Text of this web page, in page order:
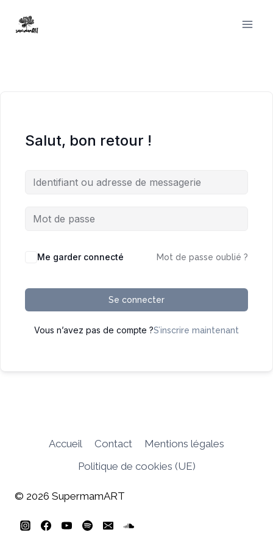
Salut, bon retour !
Me garder connecté Mot de passe oublié ?
Se connecter
Vous n’avez pas de compte ?S’inscrire maintenant
Accueil Contact
Mentions légales
Politique de cookies (UE)
© 2026 SupermamART